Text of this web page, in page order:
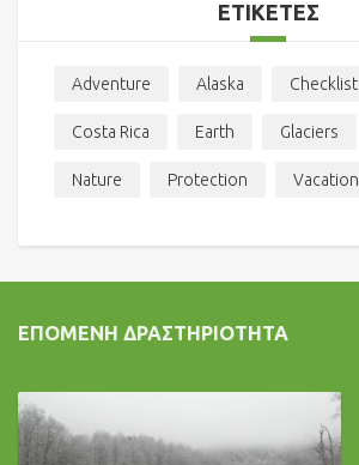
ΕΤΙΚΈΤΕΣ
Adventure Alaska Checklist
Costa Rica Earth Glaciers
Nature Protection Vacation
ΕΠΌΜΕΝΗ ΔΡΑΣΤΗΡΙΌΤΗΤΑ